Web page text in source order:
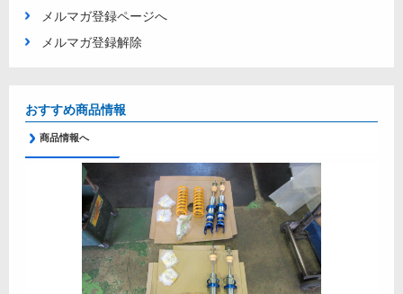
メルマガ登録ページへ
メルマガ登録解除
おすすめ商品情報
商品情報へ